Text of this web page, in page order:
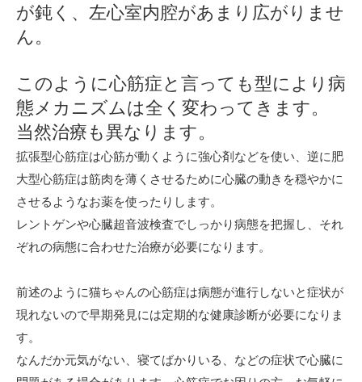
が鈍く、左心室内腔があまり広がりませ
ん。
このように心筋症と言っても型により病
態メカニズムは全く変わってきます。
当然治療も異なります。
拡張型心筋症は心筋が動くように強心剤などを使い、逆に肥
大型心筋症は筋肉を薄くさせるために心臓の動きを穏やかに
させるようなお薬を使ったりします。
レントゲンや心臓超音波検査でしっかり病態を把握し、それ
ぞれの病態に合わせた治療が必要になります。
前述のように猫ちゃんの心筋症は病態が進行しないと症状が
現れないので早期発見には定期的な健康診断が必要になりま
す。
なんだか元気がない、寝てばかりいる、などの症状で心臓に